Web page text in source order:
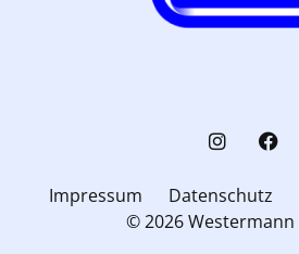
Impressum Datenschutz
© 2026